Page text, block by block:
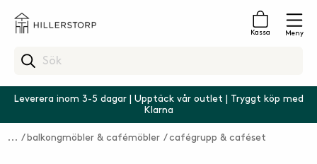
Kassa Meny
Leverera inom 3-5 dagar | Upptäck vår outlet | Tryggt köp med
Klarna
balkongmöbler & cafémöbler cafégrupp & caféset